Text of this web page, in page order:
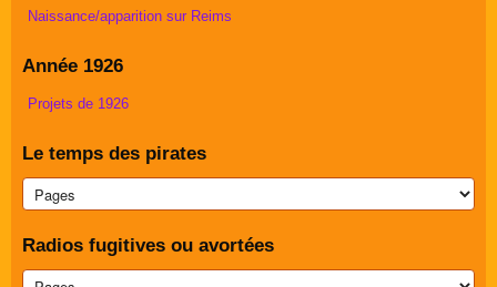
Album Photos
Naissance/apparition sur Reims
Année 1926
Projets de 1926
Le temps des pirates
Radios fugitives ou avortées